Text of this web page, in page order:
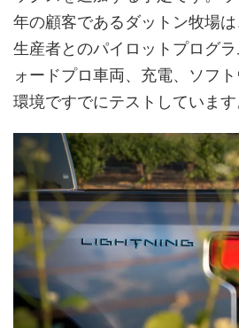
年の顧客であるダットン牧場
生産者とのパイロットプログ
ォードプロ車両、充電、ソフ
環境ですでにテストしています